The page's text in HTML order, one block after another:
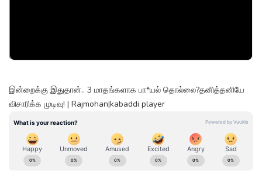
இன்றைக்கு இதுதான்.. 3 மாதங்களாக பா*யல் தொல்லை?தனித்தனியே
விசாரிக்க முடிவு! | Rajmohan|kabaddi player